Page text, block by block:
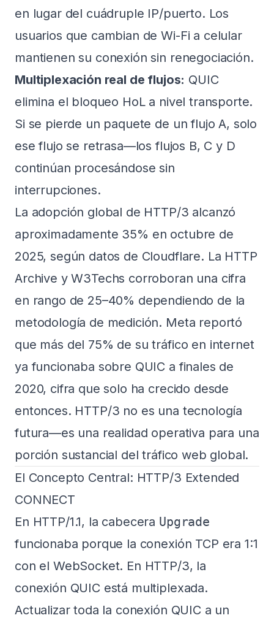
en lugar del cuádruple IP/puerto. Los
usuarios que cambian de Wi-Fi a celular
mantienen su conexión sin renegociación.
Multiplexación real de flujos: QUIC
elimina el bloqueo HoL a nivel transporte.
Si se pierde un paquete de un flujo A, solo
ese flujo se retrasa—los flujos B, C y D
continúan procesándose sin
interrupciones.
La adopción global de HTTP/3 alcanzó
aproximadamente 35% en octubre de
2025, según datos de Cloudflare. La HTTP
Archive y W3Techs corroboran una cifra
en rango de 25–40% dependiendo de la
metodología de medición. Meta reportó
que más del 75% de su tráfico en internet
ya funcionaba sobre QUIC a finales de
2020, cifra que solo ha crecido desde
entonces. HTTP/3 no es una tecnología
futura—es una realidad operativa para una
porción sustancial del tráfico web global.
El Concepto Central: HTTP/3 Extended
CONNECT
En HTTP/1.1, la cabecera Upgrade
funcionaba porque la conexión TCP era 1:1
con el WebSocket. En HTTP/3, la
conexión QUIC está multiplexada.
Actualizar toda la conexión QUIC a un